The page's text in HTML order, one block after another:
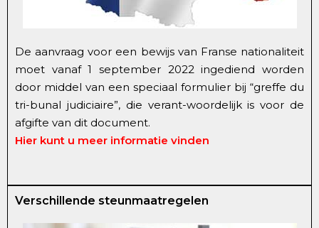
De aanvraag voor een bewijs van Franse nationaliteit
moet vanaf 1 september 2022 ingediend worden
door middel van een speciaal formulier bij “greffe du
tri-bunal judiciaire”, die verant-woordelijk is voor de
afgifte van dit document.
Hier kunt u meer informatie vinden
Verschillende steunmaatregelen